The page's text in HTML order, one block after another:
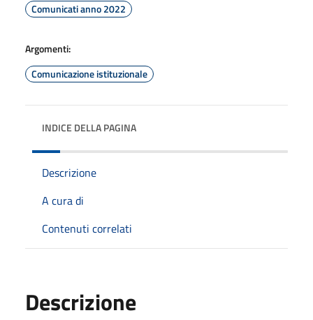
Comunicati anno 2022
Argomenti:
Comunicazione istituzionale
INDICE DELLA PAGINA
Descrizione
A cura di
Contenuti correlati
Descrizione